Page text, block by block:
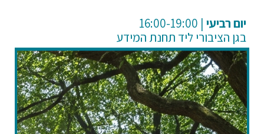
רביעי | 16:00-19:00
בגן הציבורי ליד תחנת המידע